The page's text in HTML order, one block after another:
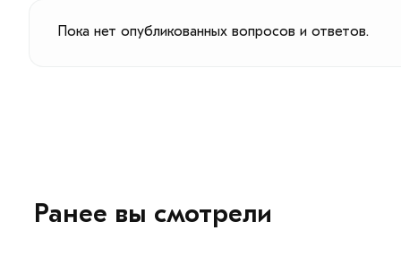
Пока нет опубликованных вопросов и ответов.
Ранее вы смотрели